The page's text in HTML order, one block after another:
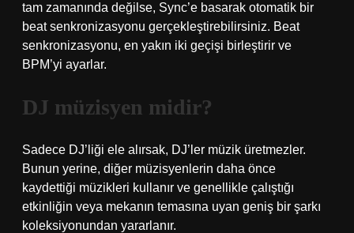
tam zamanında değilse, Sync’e basarak otomatik bir
beat senkronizasyonu gerçekleştirebilirsiniz. Beat
senkronizasyonu, en yakın iki geçişi birleştirir ve
BPM’yi ayarlar.
DJ müzisyen midir?
Sadece DJ’liği ele alırsak, DJ’ler müzik üretmezler.
Bunun yerine, diğer müzisyenlerin daha önce
kaydettiği müzikleri kullanır ve genellikle çalıştığı
etkinliğin veya mekanın temasına uyan geniş bir şarkı
koleksiyonundan yararlanır.